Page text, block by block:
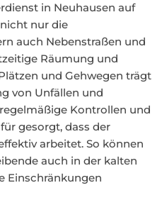
in Neuhausen auf
nur die
auch Nebenstraßen und
Räumung und
und Gehwegen trägt
von Unfällen und
Kontrollen und
gesorgt, dass der
arbeitet. So können
auch in der kalten
Einschränkungen